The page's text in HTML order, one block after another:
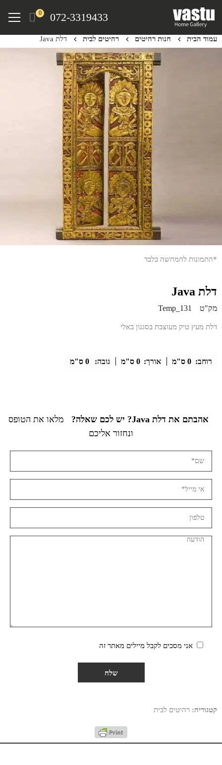
content
072-3319433
0
Menu
עמוד הבית חנות רהיטים רהיטים לבית דלת Java
*התמונות להמחשה בלבד
דלת Java
מק"ט Temp_131
דלת מעץ טיק מעוצבת בסגנון באלי
רוחב: 0 ס"מ אורך: 0 ס"מ גובה: 0 ס"מ
אהבתם את דלת Java? יש לכם שאלה?
מלאו את הטופס
ונחזור אליכם
אני מסכים לקבל מיילים מאתר זה
קטגוריה: רהיטים לבית